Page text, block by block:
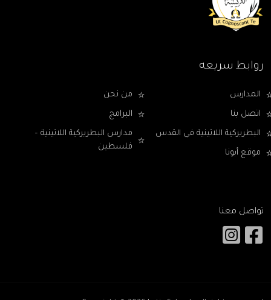
روابط سريعه
من نحن المدارس
البرامج اتصل بنا
مدارس البطريركية اللاتينية –
فلسطين
البطريركية اللاتينية في القدس
موقع أبونا
تواصل معنا